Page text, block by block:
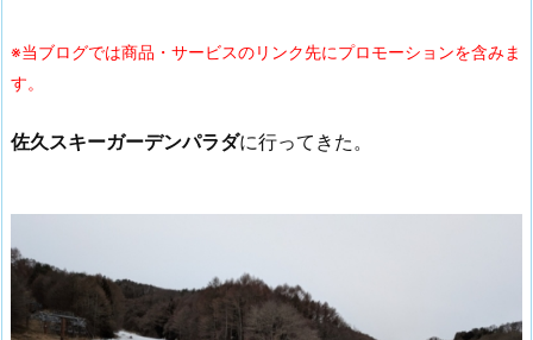
※当ブログでは商品・サービスのリンク先にプロモーションを含みま
す。
佐久スキーガーデンパラダに行ってきた。